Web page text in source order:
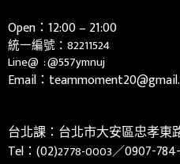
Open：12:00 – 21:00
統一編號：82211524
Line@ :@557ymnuj
Email：
台北課：台北市大安區忠孝東
Tel：(02)2778-0003／0907-